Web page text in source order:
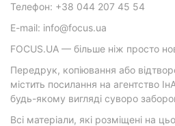
Телефон: +38 044 207 45 54
E-mail: info@focus.ua
FOCUS.UA — більше ніж просто
Передрук, копіювання або
містить посилання на агентство
будь-якому вигляді суворо
Всі матеріали, які розміщені на